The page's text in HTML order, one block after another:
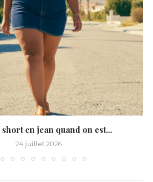
en jean quand on est...
24 juillet 2026